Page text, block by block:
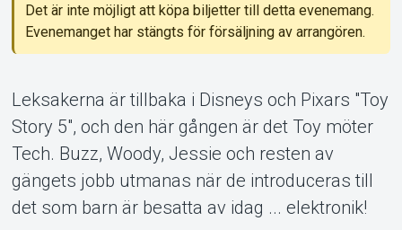
Om Tickster
Det är inte möjligt att köpa biljetter till detta evenemang.
Evenemanget har stängts för försäljning av arrangören.
Leksakerna är tillbaka i Disneys och Pixars "Toy
Story 5", och den här gången är det Toy möter
Tech. Buzz, Woody, Jessie och resten av
gängets jobb utmanas när de introduceras till
det som barn är besatta av idag ... elektronik!